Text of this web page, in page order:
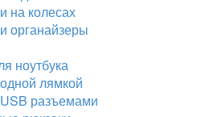
на колесах
органайзеры
ноутбука
лямкой
разъемами